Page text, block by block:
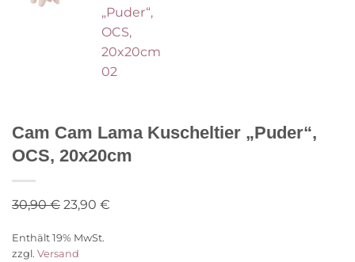
Cam Cam Lama Kuscheltier „Puder“,
OCS, 20x20cm
30,90€ Ursprünglicher
war:
23,90 €
Enthält 19% MwSt.
zzgl. Versand